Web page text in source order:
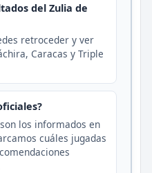
del Zulia de
retroceder y ver
Caracas y Triple
los informados en
cuáles jugadas